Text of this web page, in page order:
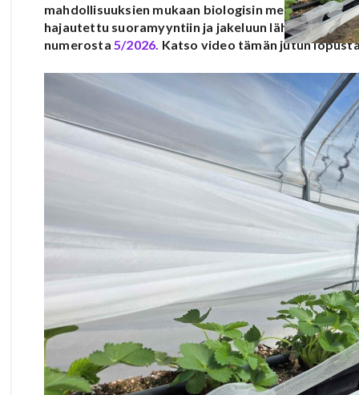
mahdollisuuksien mukaan biologisin menetelmin
hajautettu suoramyyntiin ja jakeluun lähitienoon
numerosta 5/2026. Katso video tämän jutun